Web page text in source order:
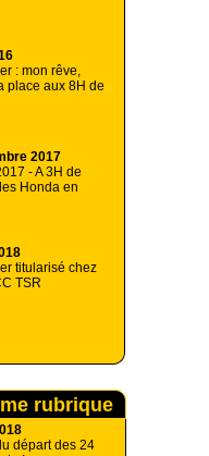
: mon rêve,
place aux 8H de
2017
- A 3H de
Honda en
titularisé chez
TSR
rubrique
départ des 24